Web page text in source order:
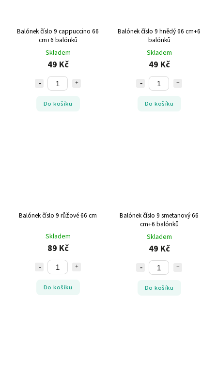
Balónek číslo 9 cappuccino 66
cm+6 balónků
Skladem
49 Kč
Do košíku
Balónek číslo 9 hnědý 66 cm+6
balónků
Skladem
49 Kč
Do košíku
Balónek číslo 9 růžové 66 cm
Skladem
89 Kč
Do košíku
Balónek číslo 9 smetanový 66
cm+6 balónků
Skladem
49 Kč
Do košíku